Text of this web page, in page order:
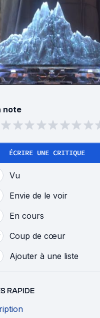
note
ÉCRIRE UNE CRITIQUE
Vu
Envie de le voir
En cours
Coup de cœur
Ajouter à une liste
RAPIDE